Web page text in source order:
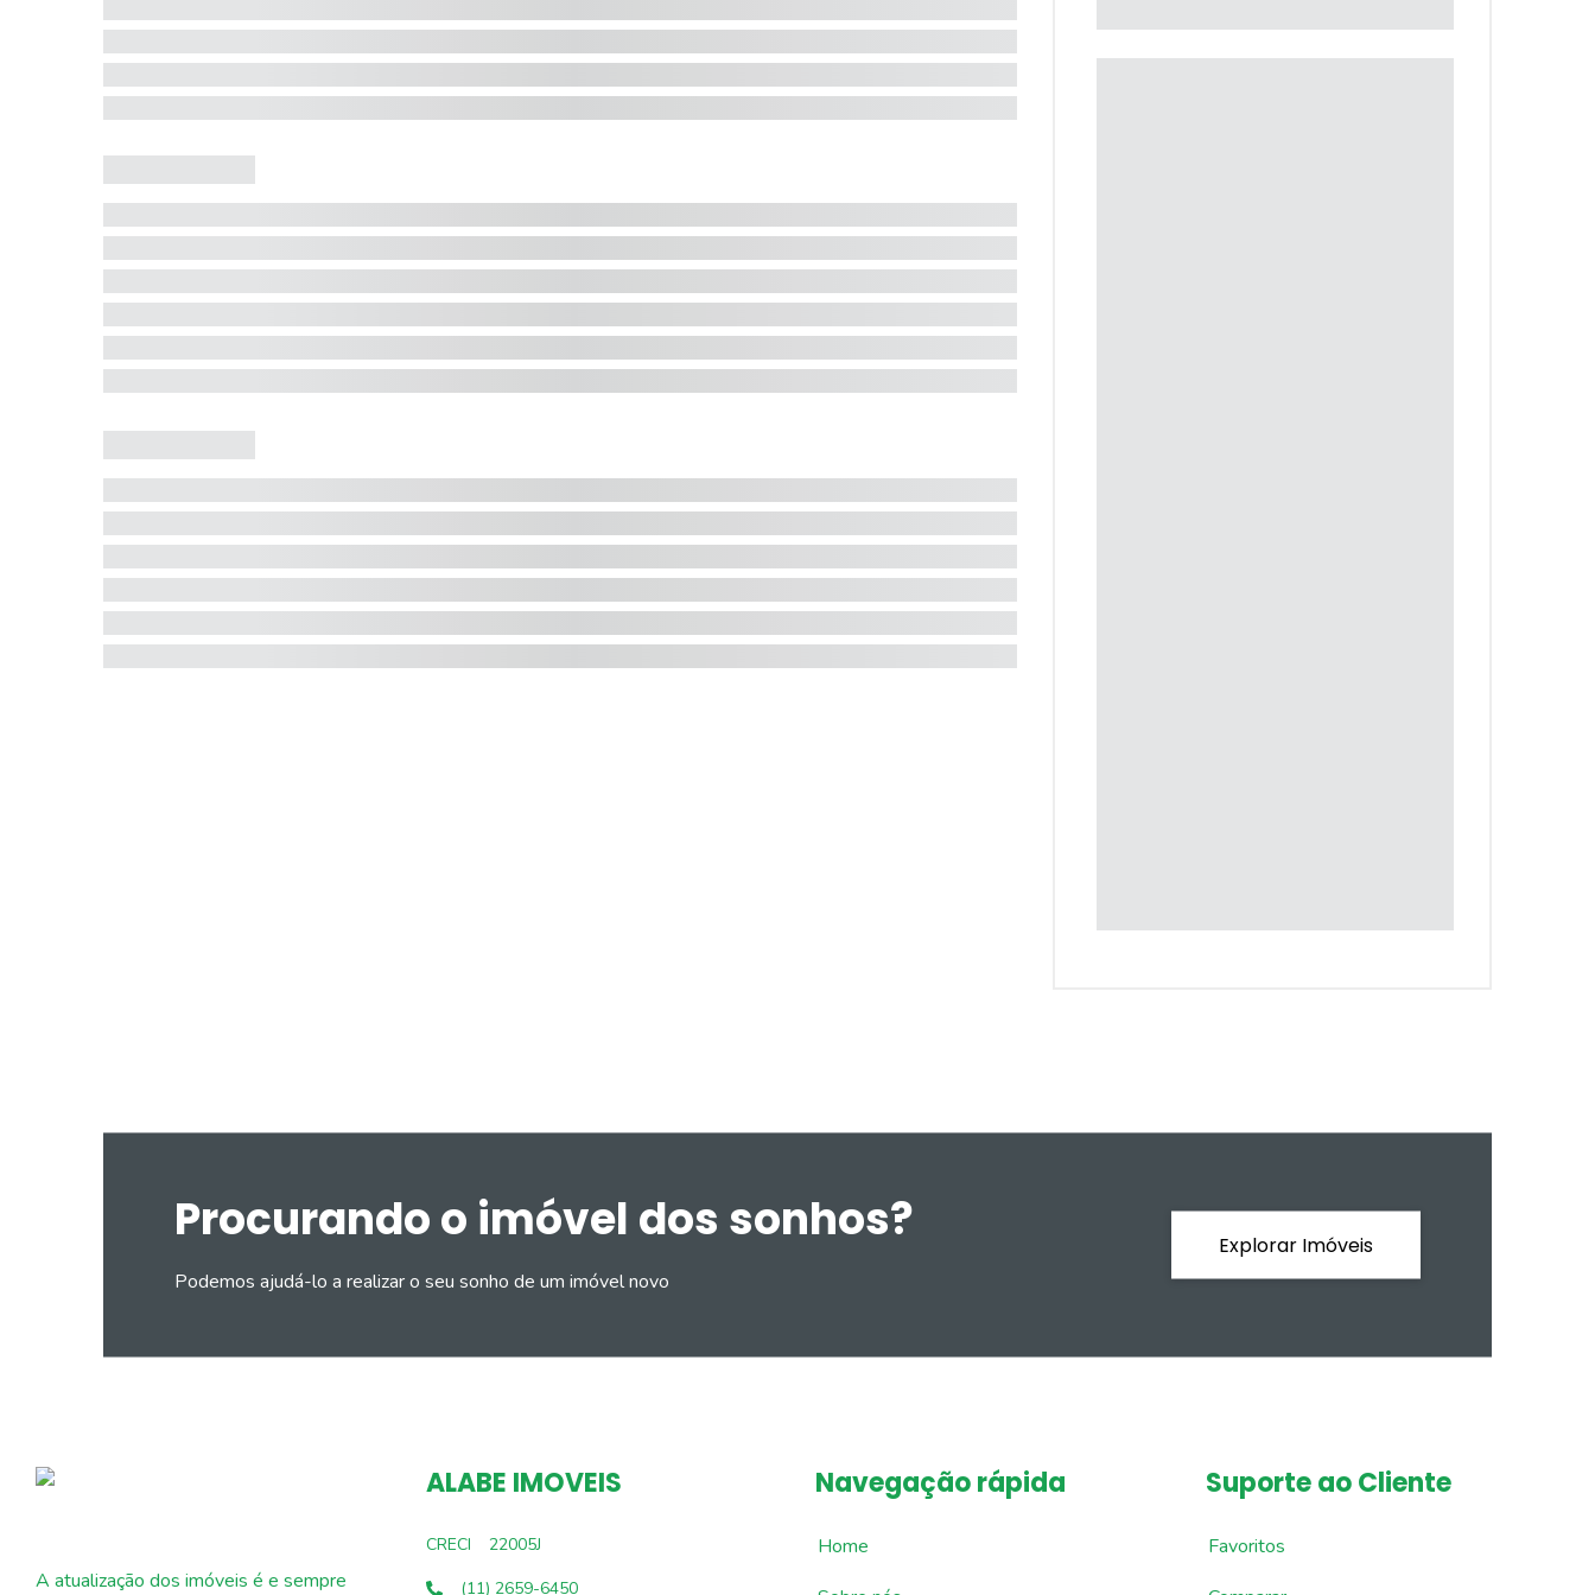
Procurando o imóvel dos sonhos?
Podemos ajudá-lo a realizar o seu sonho de um imóvel novo
Explorar Imóveis
A atualização dos imóveis é e sempre
ALABE IMOVEIS
CRECI
22005J
(11) 2659-6450
Navegação rápida
Home
Suporte ao Cliente
Favoritos